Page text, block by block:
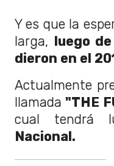
Y es que la
larga,
luego
dieron en el
Actualmente
llamada"THE
cual tendrá
Nacional.